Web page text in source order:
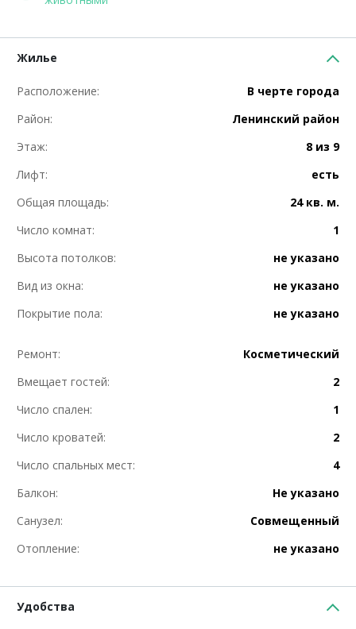
Жилье
Расположение:
В черте города
Район:
Ленинский район
Этаж:
8 из 9
Лифт:
есть
Общая площадь:
24 кв. м.
Число комнат:
1
Высота потолков:
не указано
Вид из окна:
не указано
Покрытие пола:
не указано
Ремонт:
Косметический
Вмещает гостей:
2
Число спален:
1
Число кроватей:
2
Число спальных мест:
4
Балкон:
Не указано
Санузел:
Совмещенный
Отопление:
не указано
Удобства